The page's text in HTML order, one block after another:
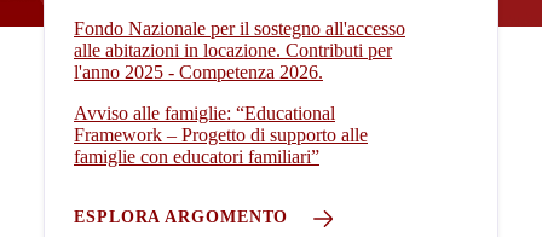
Fondo Nazionale per il sostegno all'accesso
alle abitazioni in locazione. Contributi per
l'anno 2025 - Competenza 2026.
Avviso alle famiglie: “Educational
Framework – Progetto di supporto alle
famiglie con educatori familiari”
ESPLORA ARGOMENTO